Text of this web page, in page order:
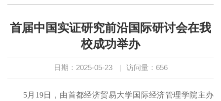
首届中国实证研究前沿国际研讨会在我
校成功举办
日期：2025-05-23 | 访问量： 656
5月19日，由首都经济贸易大学国际经济管理学院主办